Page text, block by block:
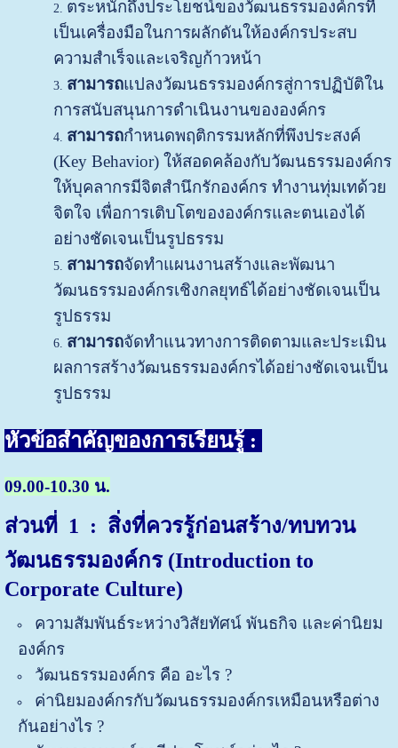
ตระหนักถึงประโยชน์ของวัฒนธรรมองค์กรที่
เป็นเครื่องมือในการผลักดันให้องค์กรประสบ
ความสำเร็จและเจริญก้าวหน้า
สามารถแปลงวัฒนธรรมองค์กรสู่การปฏิบัติใน
การสนับสนุนการดำเนินงานขององค์กร
สามารถกำหนดพฤติกรรมหลักที่พึงประสงค์
(Key Behavior) ให้สอดคล้องกับวัฒนธรรมองค์กร
ให้บุคลากรมีจิตสำนึกรักองค์กร ทำงานทุ่มเทด้วย
จิตใจ เพื่อการเติบโตขององค์กรและตนเองได้
อย่างชัดเจนเป็นรูปธรรม
สามารถจัดทำแผนงานสร้างและพัฒนา
วัฒนธรรมองค์กรเชิงกลยุทธ์ได้อย่างชัดเจนเป็น
รูปธรรม
สามารถจัดทำแนวทางการติดตามและประเมิน
ผลการสร้างวัฒนธรรมองค์กรได้อย่างชัดเจนเป็น
รูปธรรม
หัวข้อสำคัญของการเรียนรู้ :
09.00-10.30 น.
ส่วนที่ 1 : สิ่งที่ควรรู้ก่อนสร้าง/ทบทวน
วัฒนธรรมองค์กร (Introduction to
Corporate Culture)
ความสัมพันธ์ระหว่างวิสัยทัศน์ พันธกิจ และค่านิยม
องค์กร
วัฒนธรรมองค์กร คือ อะไร ?
ค่านิยมองค์กรกับวัฒนธรรมองค์กรเหมือนหรือต่าง
กันอย่างไร ?